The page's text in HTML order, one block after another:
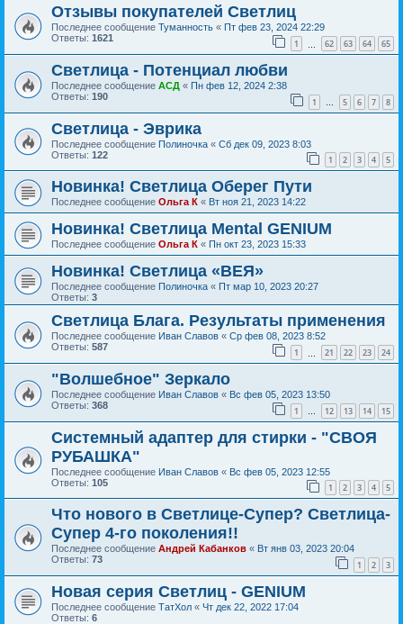
Отзывы покупателей Светлиц
Последнее сообщение Туманность « Пт фев 23, 2024 22:29
Ответы: 1621 1 62 63 64 65
Светлица - Потенциал любви
Последнее сообщение АСД « Пн фев 12, 2024 2:38
Ответы: 190 1 … 5 6 7 8
Светлица - Эврика
Последнее сообщение Полиночка « Сб дек 09, 2023 8:03
Ответы: 122 1 2 3 4 5
Новинка! Светлица Оберег Пути
Последнее сообщение Ольга К « Вт ноя 21, 2023 14:22
Новинка! Светлица Mental GENIUM
Последнее сообщение Ольга К « Пн окт 23, 2023 15:33
Новинка! Светлица «ВЕЯ»
Последнее сообщение Полиночка « Пт мар 10, 2023 20:27
Ответы: 3
Светлица Блага. Результаты применения
Последнее сообщение Иван Славов « Ср фев 08, 2023 8:52
Ответы: 587 1 21 22 23 24
"Волшебное" Зеркало
Последнее сообщение Иван Славов « Вс фев 05, 2023 13:50
Ответы: 368 1 … 12 13 14 15
Системный адаптер для стирки - "СВОЯ
РУБАШКА"
Последнее сообщение Иван Славов « Вс фев 05, 2023 12:55
Ответы: 105 1 2 3 4 5
Что нового в Светлице-Супер? Светлица-
Супер 4-го поколения!!
Последнее сообщение Андрей Кабанков « Вт янв 03, 2023 20:04
Ответы: 73 1 2 3
Новая серия Светлиц - GENIUM
Последнее сообщение ТатХол « Чт дек 22, 2022 17:04
Ответы: 6